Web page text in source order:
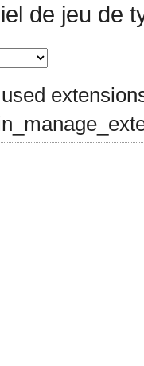
de jeu de